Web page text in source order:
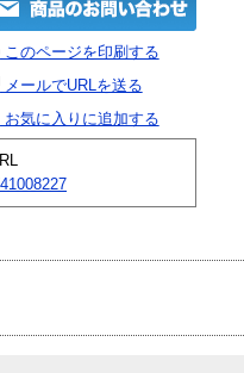
このページを印刷する
メールでURLを送る
お気に入りに追加する